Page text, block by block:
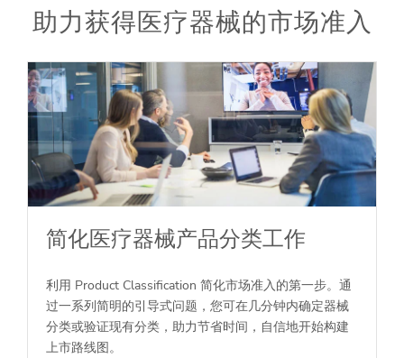
助力获得医疗器械的市场准入
简化医疗器械产品分类工作
利用 Product Classification 简化市场准入的第一步。通
过一系列简明的引导式问题，您可在几分钟内确定器械
分类或验证现有分类，助力节省时间，自信地开始构建
上市路线图。